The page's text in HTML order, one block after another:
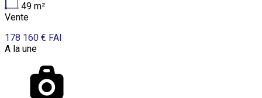
49 m²
Vente
178 160 € FAI
A la une